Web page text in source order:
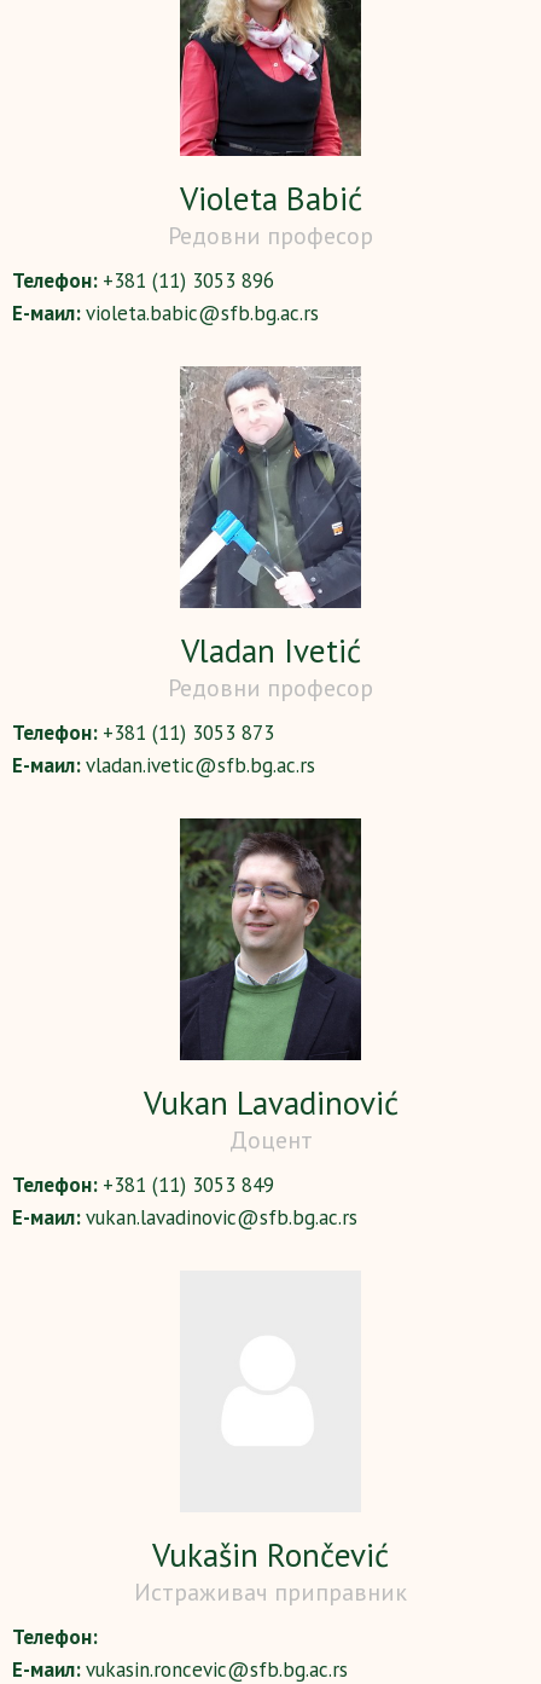
Violeta Babić
Редовни професор
Телефон: +381 (11) 3053 896
Е-маил:violeta.babic@sfb.bg.ac.rs
Vladan Ivetić
Редовни професор
Телефон: +381 (11) 3053 873
Е-маил:vladan.ivetic@sfb.bg.ac.rs
Vukan Lavadinović
Доцент
Телефон: +381 (11) 3053 849
Е-маил:vukan.lavadinovic@sfb.bg.ac.rs
Vukašin Rončević
Истраживач приправник
Телефон:
Е-маил:vukasin.roncevic@sfb.bg.ac.rs